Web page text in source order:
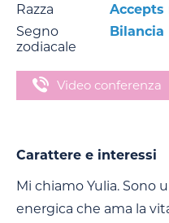
Razza
Accepts
Segno
zodiacale
Bilancia
Video conferenza
Carattere e interessi
Mi chiamo Yulia. Sono
energica che ama la